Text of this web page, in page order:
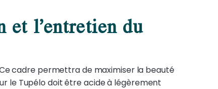
et l’entretien du
cadre permettra de maximiser la beauté
le Tupélo doit être acide à légèrement